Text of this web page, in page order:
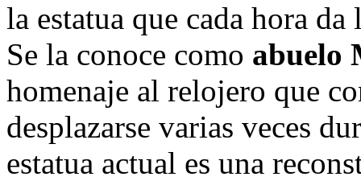
la estatua que cada hora
Se la conoce como abuelo
homenaje al relojero que
desplazarse varias veces
estatua actual es una